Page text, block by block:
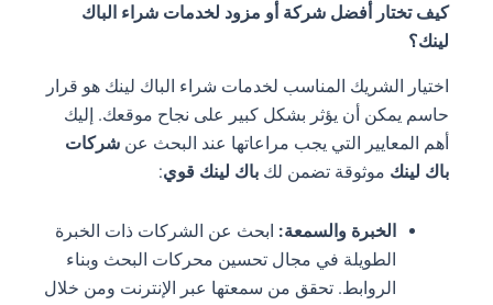
كيف تختار أفضل شركة أو مزود لخدمات شراء الباك
لينك؟
اختيار الشريك المناسب لخدمات شراء الباك لينك هو قرار
حاسم يمكن أن يؤثر بشكل كبير على نجاح موقعك. إليك
أهم المعايير التي يجب مراعاتها عند البحث عنشركات
باك لينكموثوقة تضمن لكباك لينك قوي:
الخبرة والسمعة:ابحث عن الشركات ذات الخبرة
الطويلة في مجال تحسين محركات البحث وبناء
الروابط. تحقق من سمعتها عبر الإنترنت ومن خلال